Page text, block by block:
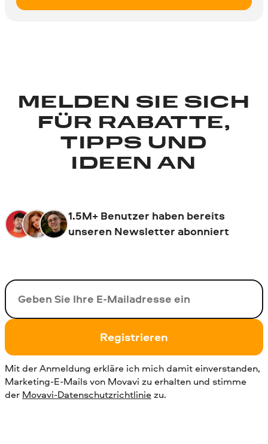
MELDEN SIE SICH
FÜR RABATTE,
TIPPS UND
IDEEN AN
1.5M+ Benutzer haben bereits
unseren Newsletter abonniert
Ihre E-Mail-Addresse
Registrieren
Mit der Anmeldung erkläre ich mich damit einverstanden,
Marketing-E-Mails von Movavi zu erhalten und stimme
der Movavi-Datenschutzrichtliniezu.